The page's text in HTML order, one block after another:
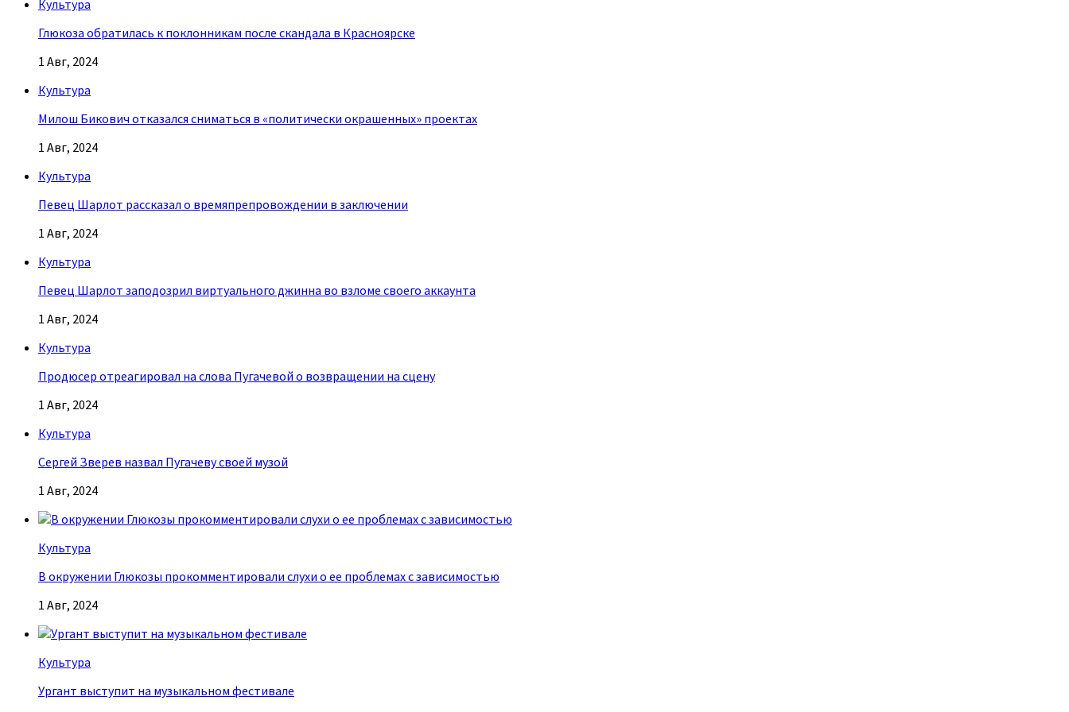
Культура
Глюкоза обратилась к поклонникам после скандала в Красноярске
1 Авг, 2024
Культура
Милош Бикович отказался сниматься в «политически окрашенных» проектах
1 Авг, 2024
Культура
Певец Шарлот рассказал о времяпрепровождении в заключении
1 Авг, 2024
Культура
Певец Шарлот заподозрил виртуального джинна во взломе своего аккаунта
1 Авг, 2024
Культура
Продюсер отреагировал на слова Пугачевой о возвращении на сцену
1 Авг, 2024
Культура
Сергей Зверев назвал Пугачеву своей музой
1 Авг, 2024
Культура
В окружении Глюкозы прокомментировали слухи о ее проблемах с зависимостью
1 Авг, 2024
Культура
Ургант выступит на музыкальном фестивале